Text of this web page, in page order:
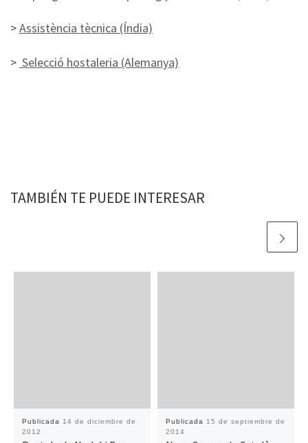
>Assistència tècnica (Índia)
> Selecció hostaleria (Alemanya)
TAMBIÉN TE PUEDE INTERESAR
Publicada 14 de diciembre de
2012
Publicada 15 de septiembre de
2014